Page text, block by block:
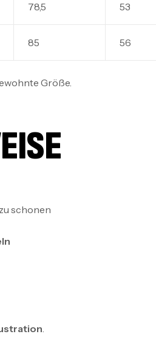
78,5 53
85 56
Größe.
schonen